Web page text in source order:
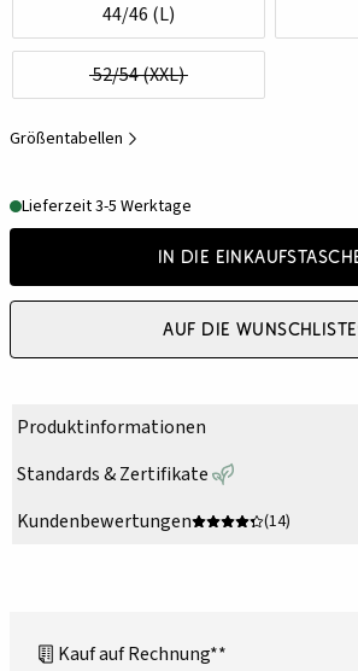
44/46 (L)
52/54 (XXL)
Größentabellen
Lieferzeit 3-5 Werktage
In die
Auf die Wunschliste
Produktinformationen
Standards & Zertifikate
Kundenbewertungen
(14)
Kauf auf Rechnung**